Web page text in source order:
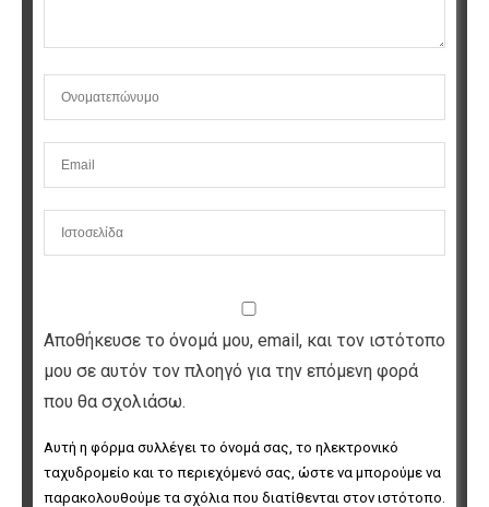
Αποθήκευσε το όνομά μου, email, και τον ιστότοπο
μου σε αυτόν τον πλοηγό για την επόμενη φορά
που θα σχολιάσω.
Αυτή η φόρμα συλλέγει το όνομά σας, το ηλεκτρονικό
ταχυδρομείο και το περιεχόμενό σας, ώστε να μπορούμε να
παρακολουθούμε τα σχόλια που διατίθενται στον ιστότοπο.